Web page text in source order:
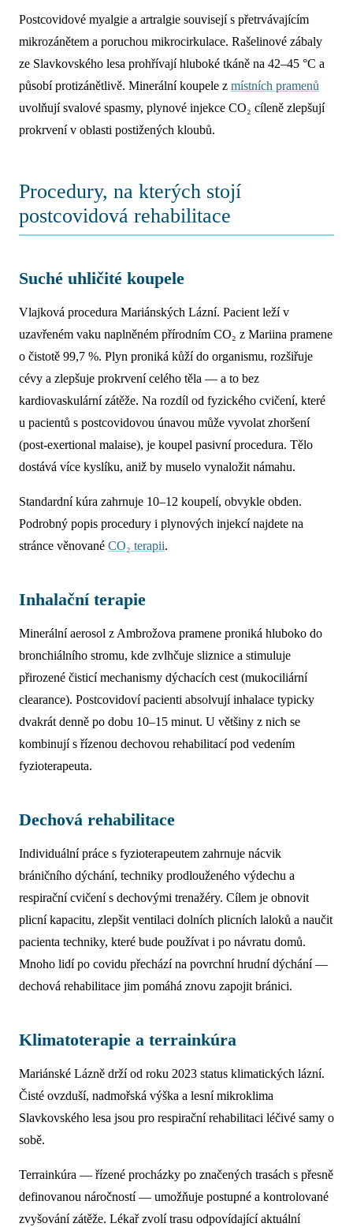
Postcovidové myalgie a artralgie souvisejí s přetrvávajícím
mikrozánětem a poruchou mikrocirkulace. Rašelinové zábaly
ze Slavkovského lesa prohřívají hluboké tkáně na 42–45 °C a
působí protizánětlivě. Minerální koupele z místních pramenů
uvolňují svalové spasmy, plynové injekce CO₂ cíleně zlepšují
prokrvení v oblasti postižených kloubů.
Procedury, na kterých stojí
postcovidová rehabilitace
Suché uhličité koupele
Vlajková procedura Mariánských Lázní. Pacient leží v
uzavřeném vaku naplněném přírodním CO₂ z Mariina pramene
o čistotě 99,7 %. Plyn proniká kůží do organismu, rozšiřuje
cévy a zlepšuje prokrvení celého těla — a to bez
kardiovaskulární zátěže. Na rozdíl od fyzického cvičení, které
u pacientů s postcovidovou únavou může vyvolat zhoršení
(post-exertional malaise), je koupel pasivní procedura. Tělo
dostává více kyslíku, aniž by muselo vynaložit námahu.
Standardní kúra zahrnuje 10–12 koupelí, obvykle obden.
Podrobný popis procedury i plynových injekcí najdete na
stránce věnované CO₂ terapii.
Inhalační terapie
Minerální aerosol z Ambrožova pramene proniká hluboko do
bronchiálního stromu, kde zvlhčuje sliznice a stimuluje
přirozené čisticí mechanismy dýchacích cest (mukociliární
clearance). Postcovidoví pacienti absolvují inhalace typicky
dvakrát denně po dobu 10–15 minut. U většiny z nich se
kombinují s řízenou dechovou rehabilitací pod vedením
fyzioterapeuta.
Dechová rehabilitace
Individuální práce s fyzioterapeutem zahrnuje nácvik
bráničního dýchání, techniky prodlouženého výdechu a
respirační cvičení s dechovými trenažéry. Cílem je obnovit
plicní kapacitu, zlepšit ventilaci dolních plicních laloků a naučit
pacienta techniky, které bude používat i po návratu domů.
Mnoho lidí po covidu přechází na povrchní hrudní dýchání —
dechová rehabilitace jim pomáhá znovu zapojit bránici.
Klimatoterapie a terrainkúra
Mariánské Lázně drží od roku 2023 status klimatických lázní.
Čisté ovzduší, nadmořská výška a lesní mikroklima
Slavkovského lesa jsou pro respirační rehabilitaci léčivé samy o
sobě.
Terrainkúra — řízené procházky po značených trasách s přesně
definovanou náročností — umožňuje postupné a kontrolované
zvyšování zátěže. Lékař zvolí trasu odpovídající aktuální